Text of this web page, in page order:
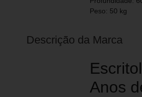
Peso: 50 kg
Descrição da Marca
Anos